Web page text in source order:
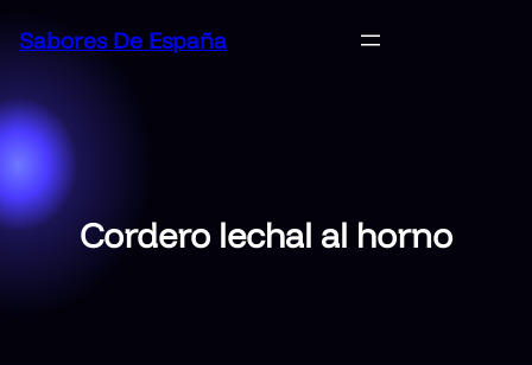
Sabores De España
Cordero lechal al horno